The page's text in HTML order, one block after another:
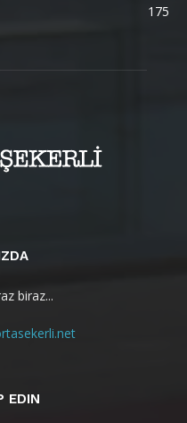
175
biraz...
EDIN